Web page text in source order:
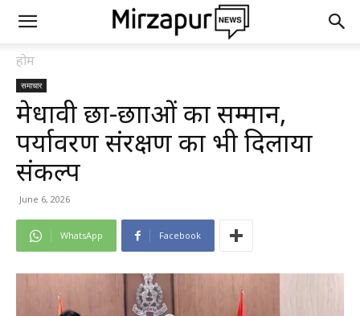
होम
समाचार
मेधावी छात्र-छात्राओं का सम्मान,
पर्यावरण संरक्षण का भी दिलाया
संकल्प
June 6, 2026
WhatsApp Facebook